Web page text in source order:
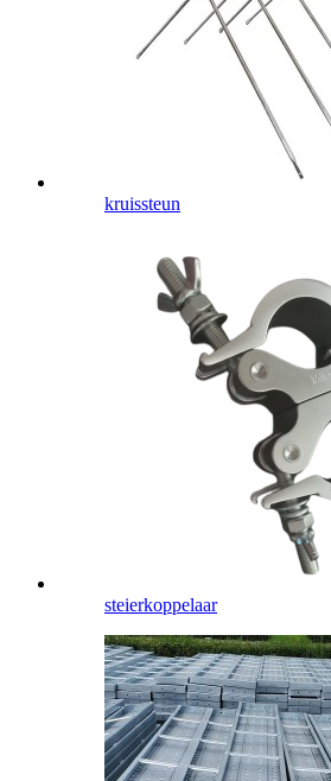
kruissteun
steierkoppelaar